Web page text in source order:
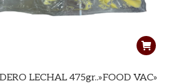
LECHAL 475gr..»FOOD VAC»